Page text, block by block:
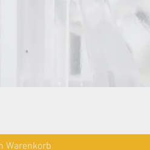
Warenkorb